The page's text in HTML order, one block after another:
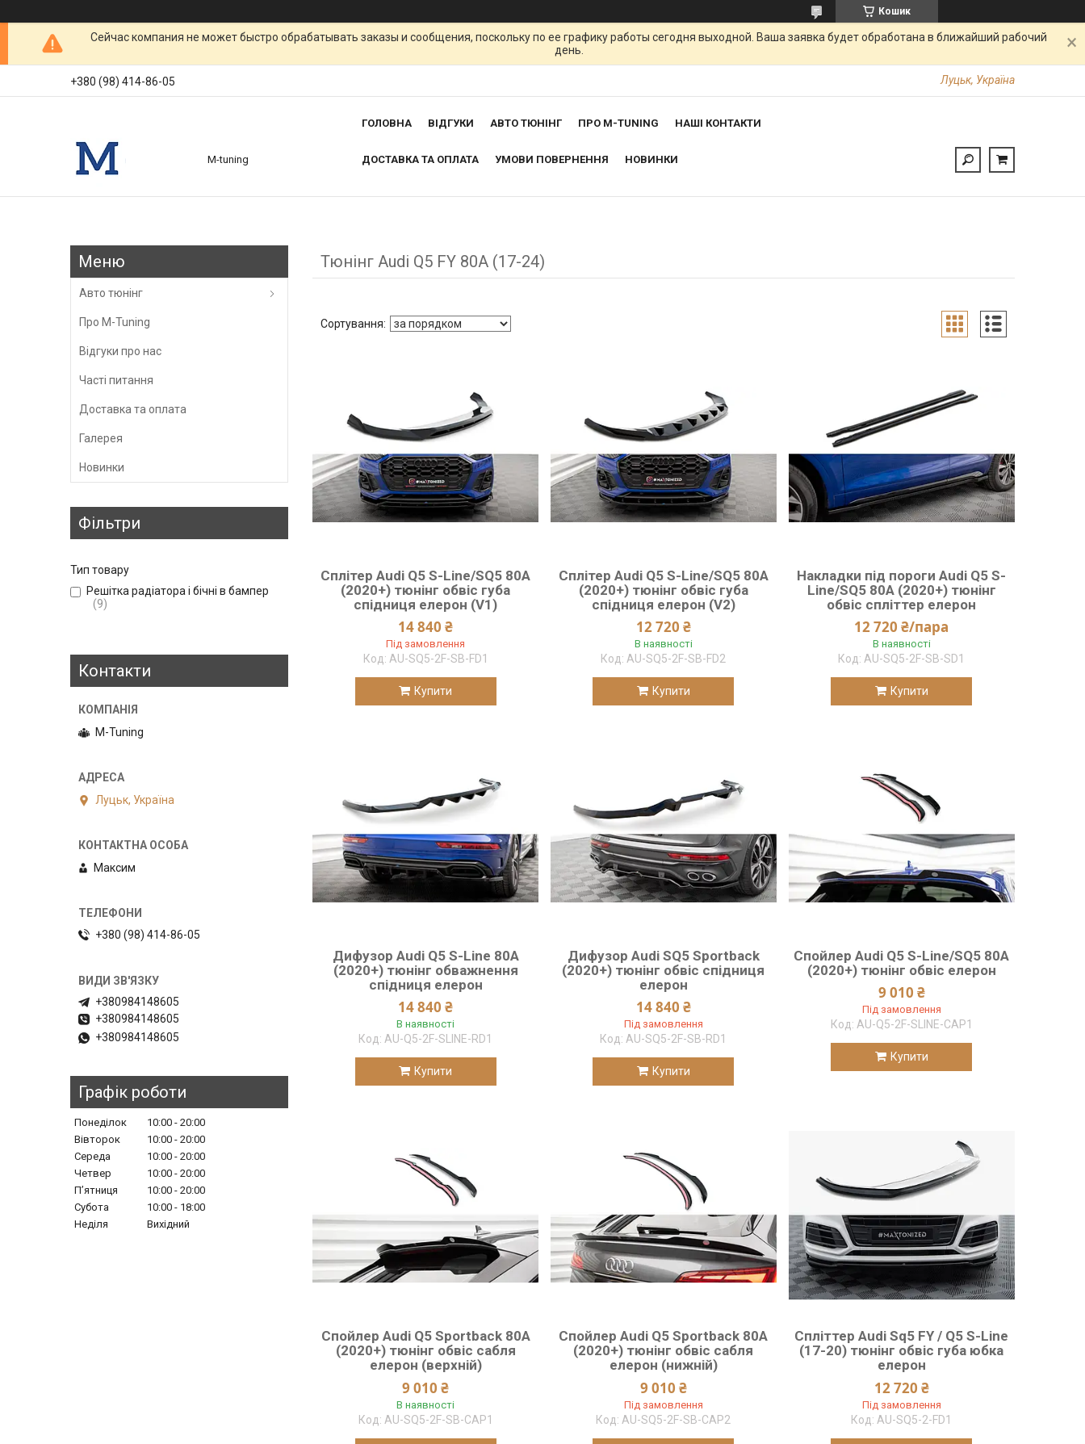
Кошик
Сейчас компания не может быстро обрабатывать заказы и сообщения, поскольку по ее графику работы сегодня выходной. Ваша заявка будет обработана в ближайший рабочий
день.
+380 (98) 414-86-05 Луцьк, Україна
M-tuning
ГОЛОВНА ВІДГУКИ АВТО ТЮНІНГ ПРО M-TUNING НАШІ КОНТАКТИ
ДОСТАВКА ТА ОПЛАТА УМОВИ ПОВЕРНЕННЯ НОВИНКИ
Тюнінг Audi Q5 FY 80A (17-24)
Сплітер Audi Q5 S-Line/SQ5 80A
(2020+) тюнінг обвіс губа
спідниця елерон (V1)
14 840 ₴
Під замовлення
AU-SQ5-2F-SB-FD1
Купити
Сплітер Audi Q5 S-Line/SQ5 80A
(2020+) тюнінг обвіс губа
спідниця елерон (V2)
12 720 ₴
В наявності
AU-SQ5-2F-SB-FD2
Купити
Накладки під пороги Audi Q5 S-
Line/SQ5 80A (2020+) тюнінг
обвіс спліттер елерон
12 720 ₴/пара
В наявності
AU-SQ5-2F-SB-SD1
Купити
Дифузор Audi Q5 S-Line 80A
(2020+) тюнінг обважнення
спідниця елерон
14 840 ₴
В наявності
AU-Q5-2F-SLINE-RD1
Купити
Дифузор Audi SQ5 Sportback
(2020+) тюнінг обвіс спідниця
елерон
14 840 ₴
Під замовлення
AU-SQ5-2F-SB-RD1
Купити
Спойлер Audi Q5 S-Line/SQ5 80A
(2020+) тюнінг обвіс елерон
9 010 ₴
Під замовлення
AU-Q5-2F-SLINE-CAP1
Купити
Спойлер Audi Q5 Sportback 80A
(2020+) тюнінг обвіс сабля
елерон (верхній)
9 010 ₴
В наявності
AU-SQ5-2F-SB-CAP1
Спойлер Audi Q5 Sportback 80A
(2020+) тюнінг обвіс сабля
елерон (нижній)
9 010 ₴
Під замовлення
AU-SQ5-2F-SB-CAP2
Спліттер Audi Sq5 FY / Q5 S-Line
(17-20) тюнінг обвіс губа юбка
елерон
12 720 ₴
Під замовлення
AU-SQ5-2-FD1
Авто тюнінг
Про M-Tuning
Відгуки про нас
Часті питання
Доставка та оплата
Галерея
Новинки
Фільтри
Тип товару
Решітка радіатора і бічні в бампер
9
Контакти
M-Tuning
Луцьк, Україна
Максим
+380 (98) 414-86-05
+380984148605
+380984148605
+380984148605
Графік роботи
Понеділок 10:00
20:00
Вівторок
10:00
20:00
Середа
10:00
20:00
Четвер
10:00
20:00
Пʼятниця
10:00
20:00
Субота
10:00
18:00
Неділя
Вихідний